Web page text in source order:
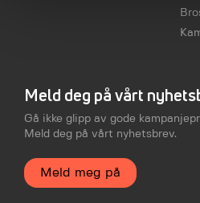
Meld deg på vårt
Gå ikke glipp av gode
Meld deg på vårt nyhetsbrev.
Meld meg på